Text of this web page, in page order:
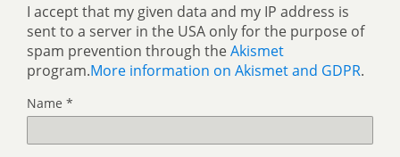
I accept that my given data and my IP address is
sent to a server in the USA only for the purpose of
spam prevention through theAkismet
program.More information on Akismet and GDPR.
Name *